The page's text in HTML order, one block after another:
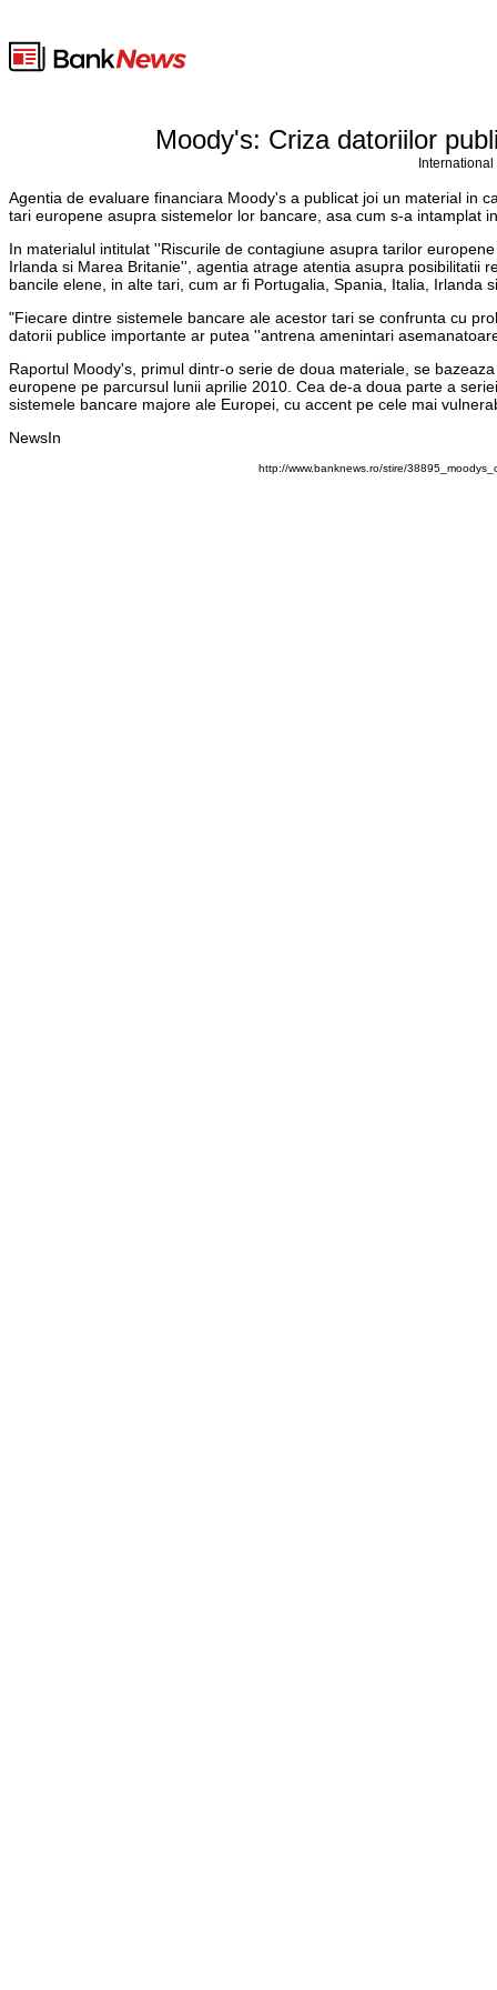
Moody's: Criza datoriilor
Agentia de evaluare financiara Moody's a publicat joi un material in
tari europene asupra sistemelor lor bancare, asa cum s-a intamplat
In materialul intitulat ''Riscurile de contagiune asupra tarilor
Irlanda si Marea Britanie'', agentia atrage atentia asupra posibilitatii
bancile elene, in alte tari, cum ar fi Portugalia, Spania, Italia, Irlanda
"Fiecare dintre sistemele bancare ale acestor tari se confrunta cu
datorii publice importante ar putea ''antrena amenintari
Raportul Moody's, primul dintr-o serie de doua materiale, se
europene pe parcursul lunii aprilie 2010. Cea de-a doua parte a
sistemele bancare majore ale Europei, cu accent pe cele mai
NewsIn
http://www.banknews.ro/stire/